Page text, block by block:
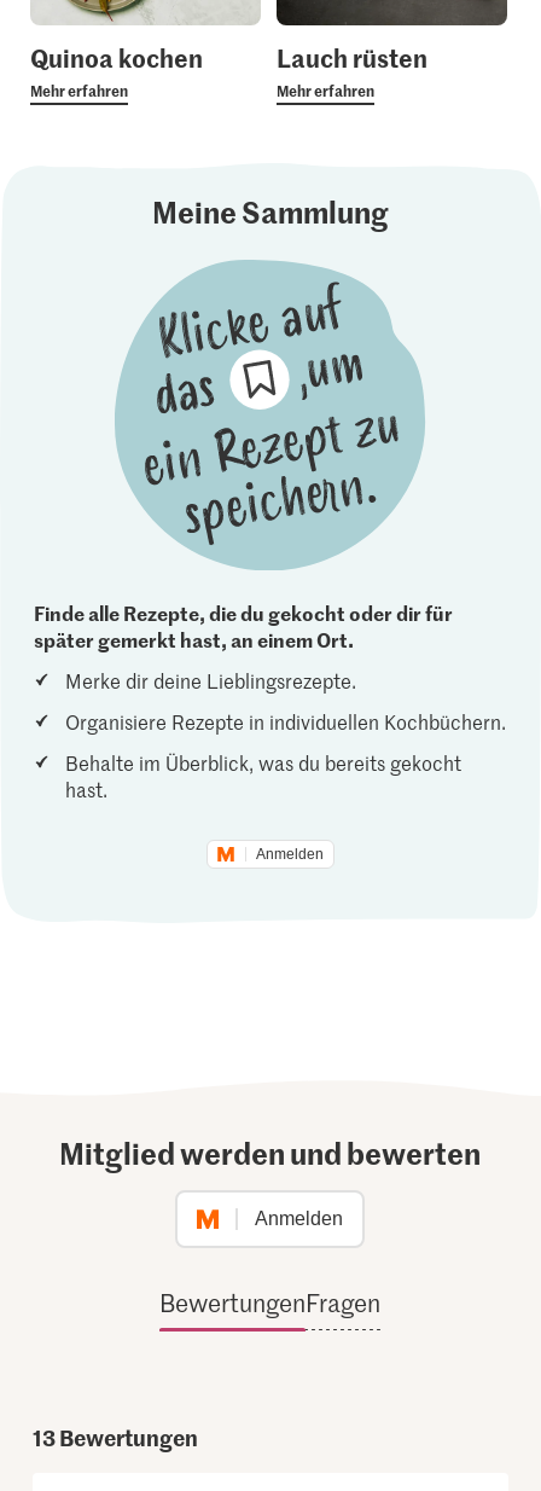
Quinoa kochen
Mehr erfahren
Lauch rüsten
Mehr erfahren
Meine Sammlung
Finde alle Rezepte, die du gekocht oder dir für
später gemerkt hast, an einem Ort.
Merke dir deine Lieblingsrezepte.
Organisiere Rezepte in individuellen Kochbüchern.
Behalte im Überblick, was du bereits gekocht
hast.
Anmelden
Mitglied werden und bewerten
Anmelden
BewertungenFragen
13Bewertungen